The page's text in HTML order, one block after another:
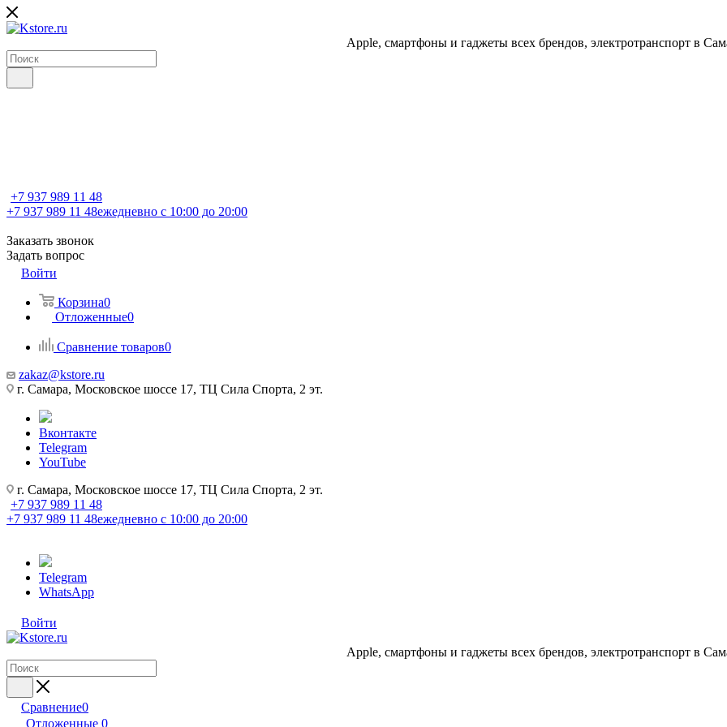
Apple, cмартфоны и гаджеты всех брендов, электротранспорт в
+7 937 989 11 48
+7 937 989 11 48ежедневно с 10:00 до 20:00
Заказать звонок
Задать вопрос
Войти
Корзина0
Отложенные0
Сравнение товаров0
zakaz@kstore.ru
г. Самара, Московское шоссе 17, ТЦ Сила Спорта, 2 эт.
Вконтакте
Telegram
YouTube
г. Самара, Московское шоссе 17, ТЦ Сила Спорта, 2 эт.
+7 937 989 11 48
+7 937 989 11 48ежедневно с 10:00 до 20:00
Telegram
WhatsApp
Войти
Apple, cмартфоны и гаджеты всех брендов, электротранспорт в
Сравнение0
Отложенные 0